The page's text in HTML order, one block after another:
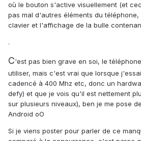
où le bouton s'active visuellement (et
pas mal d'autres éléments du téléphone,
clavier et l'affichage de la bulle
.
C'est pas bien grave en soi, le
utiliser, mais c'est vrai que lorsque
cadencé à 400 Mhz etc, donc un
defy) et que je vois qu'il est nettement
sur plusieurs niveaux), ben je me pose
Android oO
Si je viens poster pour parler de ce